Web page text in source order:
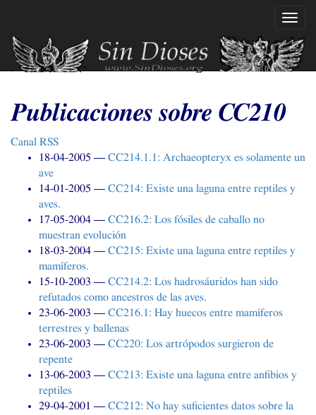
contenido
principal
Publicaciones sobre CC210
Canal RSS
18-04-2005
CC214.1.1: Archaeopteryx es solamente un
ave
14-01-2005
CC214: Existe una laguna entre reptiles y
aves.
17-05-2004
CC216.2: Los fósiles de caballo no
muestran evolución
18-03-2004
CC215: Existe una laguna entre reptiles y
mamíferos.
15-10-2003
CC214.2: Los hadrosáuridos han sido
refutados como ancestros de las aves.
23-06-2003
CC216.1: Hay huecos entre mamíferos
terrestres y ballenas
23-06-2003
CC220: Los artrópodos surgieron de
repente
13-06-2003
CC213: Existe una laguna entre anfibios y
reptiles
29-04-2001
CC212: No hay suficientes datos sobre la